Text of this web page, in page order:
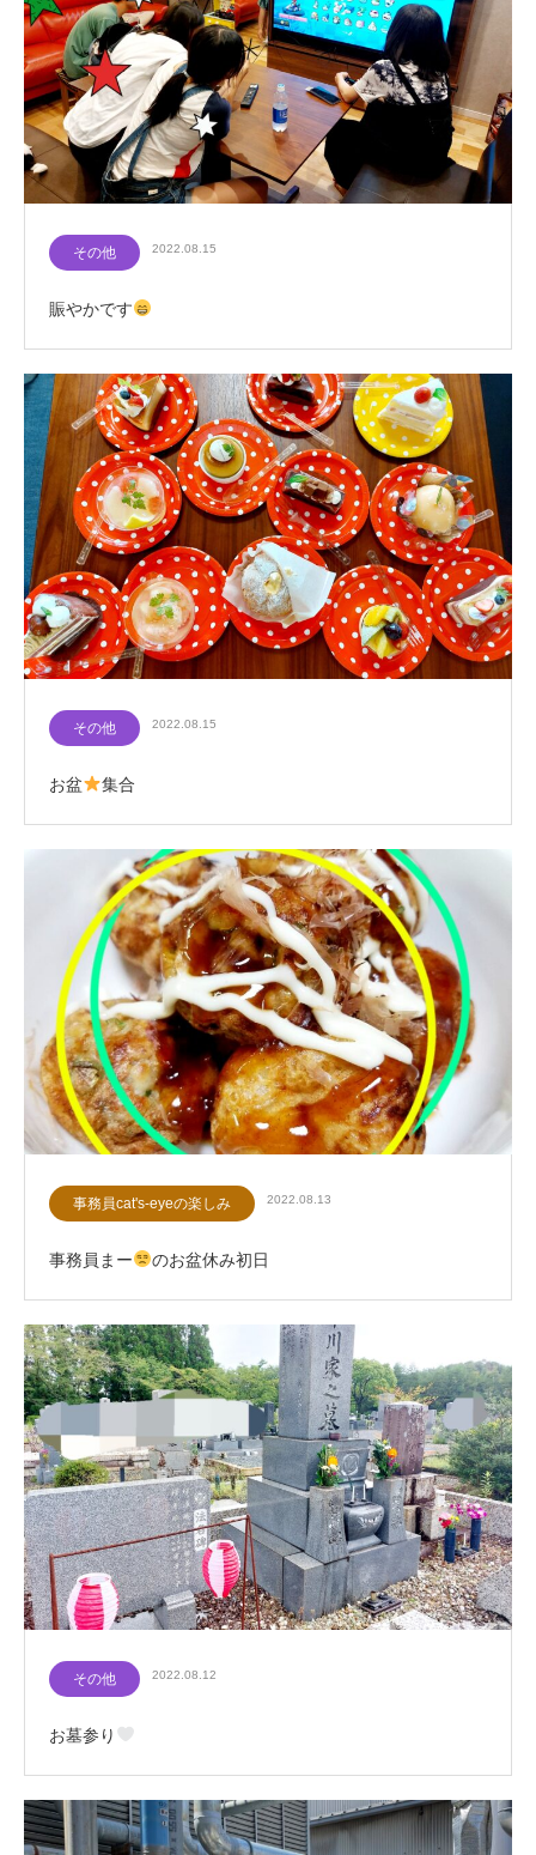
その他 2022.08.15
賑やかです
その他 2022.08.15
お盆 集合
事務員cat's-eyeの楽しみ 2022.08.13
事務員まー のお盆休み初日
その他 2022.08.12
お墓参り